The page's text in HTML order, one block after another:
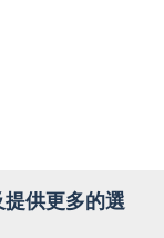
供更多的選